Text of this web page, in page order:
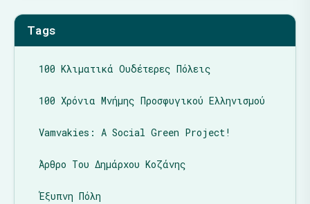
Tags
100 Κλιματικά Ουδέτερες Πόλεις
100 Χρόνια Μνήμης Προσφυγικού Ελληνισμού
Vamvakies: A Social Green Project!
Άρθρο Του Δημάρχου Κοζάνης
Έξυπνη Πόλη